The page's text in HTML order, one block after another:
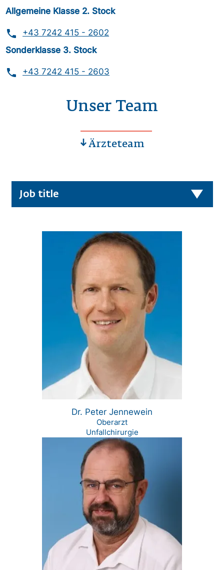
Allgemeine Klasse 2. Stock
phone
+43 7242 415 - 2602
Sonderklasse 3. Stock
phone +43 7242 415 - 2603
Unser Team
Ärzteteam
Job title
Dr. Peter Jennewein
Oberarzt
Unfallchirurgie